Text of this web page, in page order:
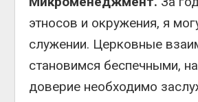
этносов и окружения, я
служении. Церковные
становимся беспечными,
доверие необходимо